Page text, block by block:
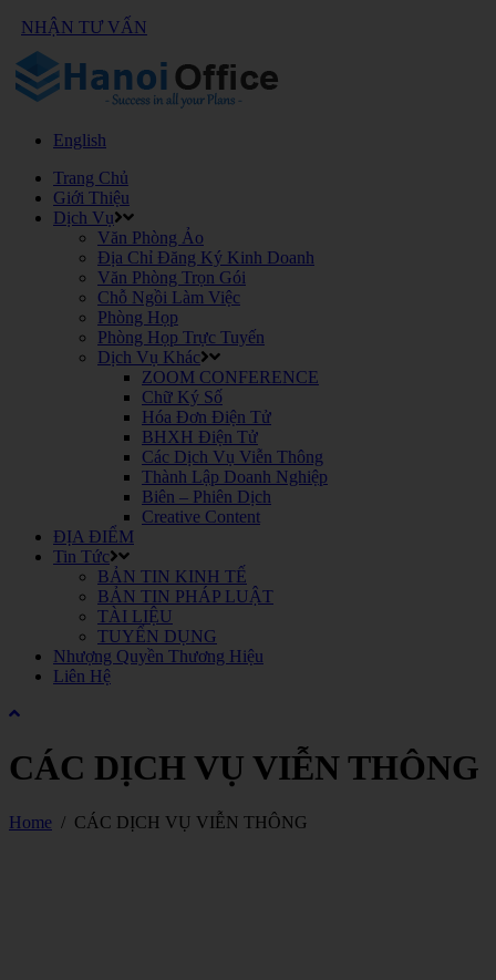
NHẬN TƯ VẤN
English
Trang Chủ
Giới Thiệu
Dịch Vụ
Văn Phòng Ảo
Địa Chỉ Đăng Ký Kinh Doanh
Văn Phòng Trọn Gói
Chỗ Ngồi Làm Việc
Phòng Họp
Phòng Họp Trực Tuyến
Dịch Vụ Khác
ZOOM CONFERENCE
Chữ Ký Số
Hóa Đơn Điện Tử
BHXH Điện Tử
Các Dịch Vụ Viễn Thông
Thành Lập Doanh Nghiệp
Biên – Phiên Dịch
Creative Content
ĐỊA ĐIỂM
Tin Tức
BẢN TIN KINH TẾ
BẢN TIN PHÁP LUẬT
TÀI LIỆU
TUYỂN DỤNG
Nhượng Quyền Thương Hiệu
Liên Hệ
CÁC DỊCH VỤ VIỄN THÔNG
Home / CÁC DỊCH VỤ VIỄN THÔNG